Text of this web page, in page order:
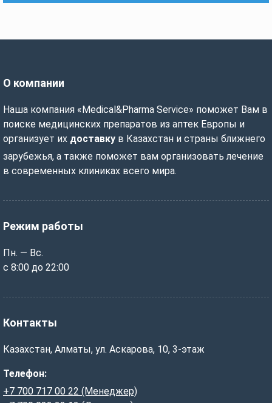
О компании
Наша компания «Medical&Pharma Service» поможет Вам в
поиске медицинских препаратов из аптек Европы и
организует их доставку в Казахстан и страны ближнего
зарубежья, а также поможет вам организовать лечение
в современных клиниках всего мира.
Режим работы
Пн. — Вс.
с 8:00 до 22:00
Контакты
Казахстан, Алматы, ул. Аскарова, 10, 3-этаж
Телефон:
+7 700 717 00 22 (Менеджер)